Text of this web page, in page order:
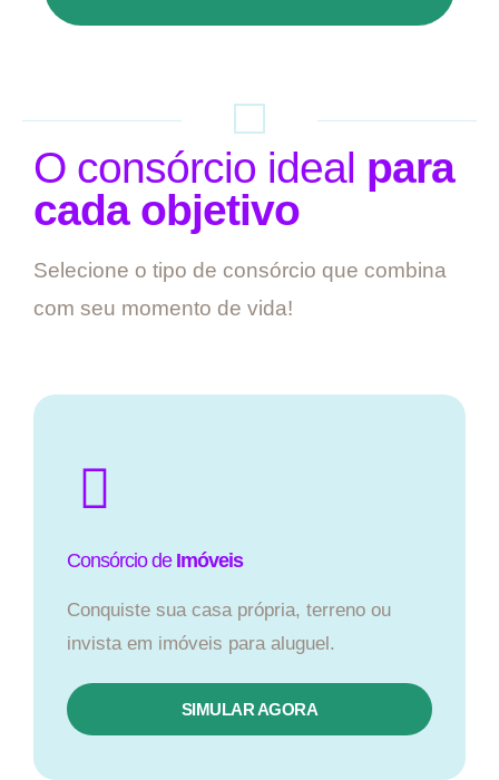
O consórcio ideal para
cada objetivo
Selecione o tipo de consórcio que combina
com seu momento de vida!
Consórcio de Imóveis
Conquiste sua casa própria, terreno ou
invista em imóveis para aluguel.
SIMULAR AGORA​